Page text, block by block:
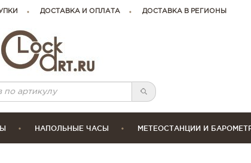
ДОСТАВКА И ОПЛАТА ДОСТАВКА В РЕГИОНЫ
НАПОЛЬНЫЕ ЧАСЫ МЕТЕОСТАНЦИИ И